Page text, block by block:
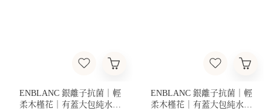
ENBLANC 銀離子抗菌｜輕
柔木槿花｜有蓋大包純水濕
ENBLANC 銀離子抗菌｜輕
柔木槿花｜有蓋大包純水濕